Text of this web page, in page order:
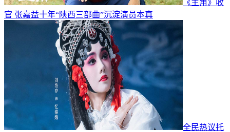
《主角》收
官 张嘉益十年“陕西三部曲”沉淀演员本真
全民热议托